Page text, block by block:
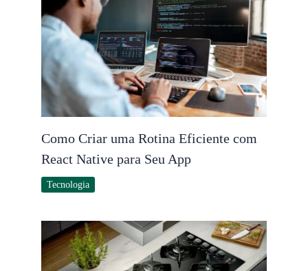
Como Criar uma Rotina Eficiente com
React Native para Seu App
Tecnologia